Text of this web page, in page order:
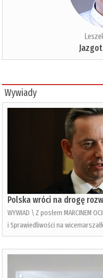
Wywiady
Polska wróci na drogę
WYWIAD \ Z posłem MARCINEM
i Sprawiedliwości na